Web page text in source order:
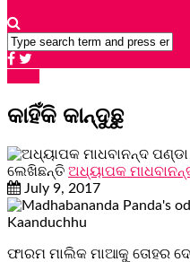
କାହିଁକି କାନ୍ଦୁଛୁ
ଲେଖିଛନ୍ତି ଅଧ୍ୟାପକ
July 9, 2017
ଫାରମ ମାଲିକ ମାଆକୁ ତୋହର